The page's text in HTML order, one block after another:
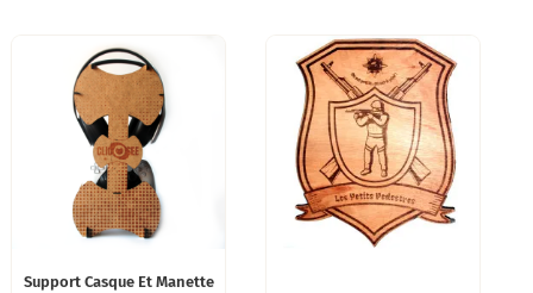
Support Casque Et Manette